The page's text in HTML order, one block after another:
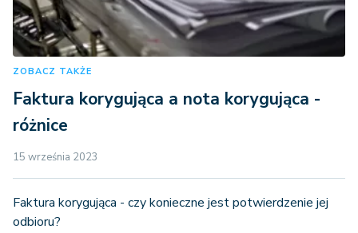
ZOBACZ TAKŻE
Faktura korygująca a nota korygująca -
różnice
15 września 2023
Faktura korygująca - czy konieczne jest potwierdzenie jej
odbioru?